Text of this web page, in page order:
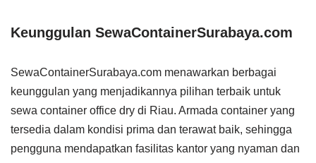
Keunggulan SewaContainerSurabaya.com
SewaContainerSurabaya.com menawarkan berbagai
keunggulan yang menjadikannya pilihan terbaik untuk
sewa container office dry di Riau. Armada container yang
tersedia dalam kondisi prima dan terawat baik, sehingga
pengguna mendapatkan fasilitas kantor yang nyaman dan